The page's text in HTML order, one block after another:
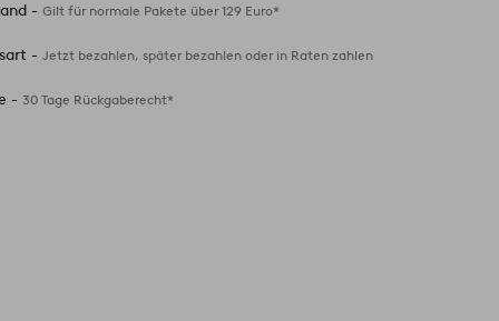
-Gilt für normale Pakete über 129 Euro*
-Jetzt bezahlen, später bezahlen oder in Raten zahlen
-30 Tage Rückgaberecht*